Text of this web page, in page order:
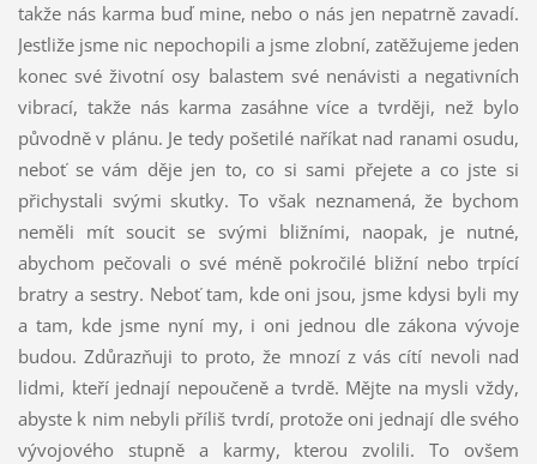
takže nás karma buď mine, nebo o nás jen nepatrně zavadí.
Jestliže jsme nic nepochopili a jsme zlobní, zatěžujeme jeden
konec své životní osy balastem své nenávisti a negativních
vibrací, takže nás karma zasáhne více a tvrději, než bylo
původně v plánu. Je tedy pošetilé naříkat nad ranami osudu,
neboť se vám děje jen to, co si sami přejete a co jste si
přichystali svými skutky. To však neznamená, že bychom
neměli mít soucit se svými bližními, naopak, je nutné,
abychom pečovali o své méně pokročilé bližní nebo trpící
bratry a sestry. Neboť tam, kde oni jsou, jsme kdysi byli my
a tam, kde jsme nyní my, i oni jednou dle zákona vývoje
budou. Zdůrazňuji to proto, že mnozí z vás cítí nevoli nad
lidmi, kteří jednají nepoučeně a tvrdě. Mějte na mysli vždy,
abyste k nim nebyli příliš tvrdí, protože oni jednají dle svého
vývojového stupně a karmy, kterou zvolili. To ovšem